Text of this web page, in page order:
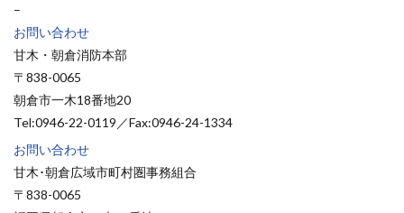
–
お問い合わせ
甘木・朝倉消防本部
〒838-0065
朝倉市一木18番地20
Tel:0946-22-0119／Fax:0946-24-1334
お問い合わせ
甘木･朝倉広域市町村圏事務組合
〒838-0065